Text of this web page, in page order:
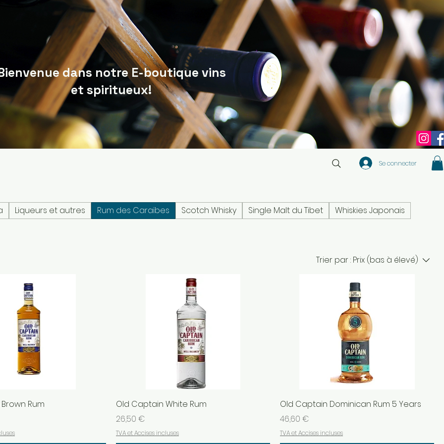
dans notre E-boutique vins
et spiritueux!
Se connecter
Liqueurs et autres Rum des Caraïbes Scotch Whisky Single Malt du Tibet Whiskies Japonais
Trier par : Prix (bas à élevé)
Rum
Old Captain White Rum
Prix
26,50 €
TVA et Accises incluses
Old Captain Dominican Rum 5 Years
Prix
46,60 €
TVA et Accises incluses